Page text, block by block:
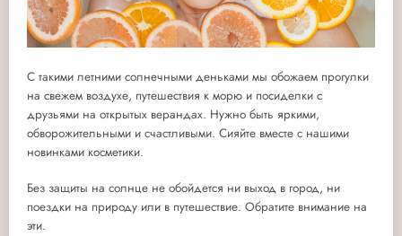
С такими летними солнечными деньками мы обожаем прогулки
на свежем воздухе, путешествия к морю и посиделки с
друзьями на открытых верандах. Нужно быть яркими,
обворожительными и счастливыми. Сияйте вместе с нашими
новинками косметики.
Без защиты на солнце не обойдется ни выход в город, ни
поездки на природу или в путешествие. Обратите внимание на
эти.